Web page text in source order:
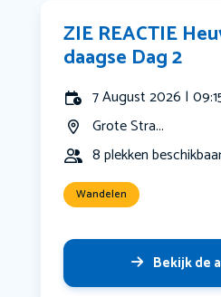
ZIE REACTIE
daagse Dag 2
7 August 2026 |
Grote Stra...
8 plekken
Wandelen
Bekijk de